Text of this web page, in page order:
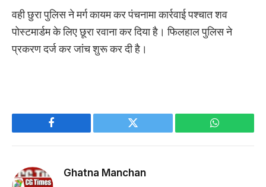
वही छुरा पुलिस ने मर्ग कायम कर पंचनामा कार्रवाई पश्चात शव
पोस्टमार्डम के लिए छूरा रवाना कर दिया है। फिलहाल पुलिस ने
प्रकरण दर्ज कर जांच शुरू कर दी है।
Facebook Twitter WhatsApp
Ghatna Manchan